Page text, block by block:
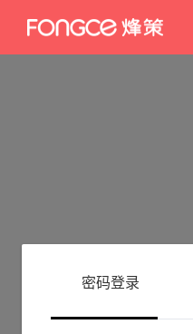
密码登录